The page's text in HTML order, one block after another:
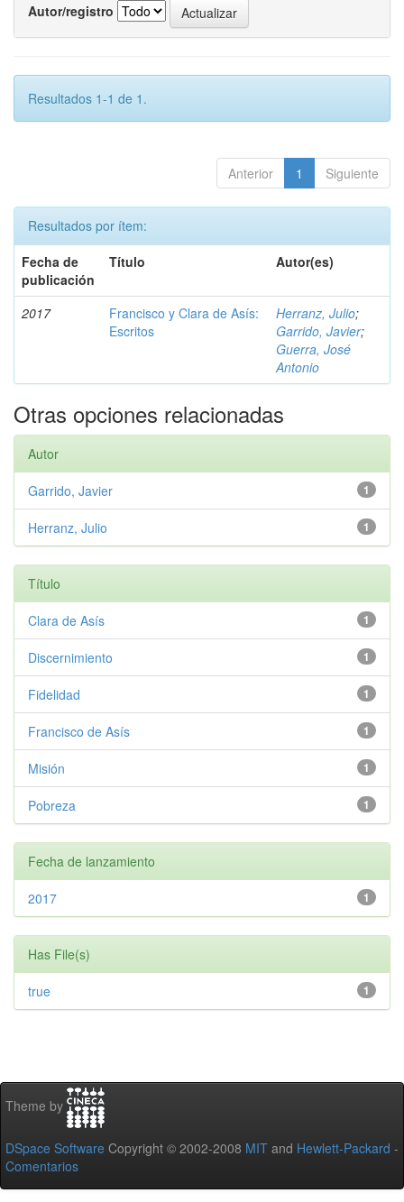
Autor/registro
Resultados 1-1 de 1.
Anterior 1 Siguiente
Resultados por ítem:
Fecha de
publicación
Título Autor(es)
2017
Francisco y Clara de Asís:
Escritos
Herranz, Julio;
Garrido, Javier;
Guerra, José
Antonio
Otras opciones relacionadas
Autor
1
Garrido, Javier
1
Herranz, Julio
Título
1
Clara de Asís
1
Discernimiento
1
Fidelidad
1
Francisco de Asís
1
Misión
1
Pobreza
Fecha de lanzamiento
1
2017
Has File(s)
1
true
Theme by
DSpace Software Copyright © 2002-2008 MIT and Hewlett-Packard -
Comentarios